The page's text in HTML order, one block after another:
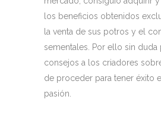
los beneficios obtenidos
la venta de sus potros y el
sementales. Por ello sin
consejos a los criadores
de proceder para tener éxito
pasión.